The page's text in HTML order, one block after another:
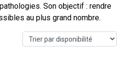
Son objectif : rendre
au plus grand nombre.